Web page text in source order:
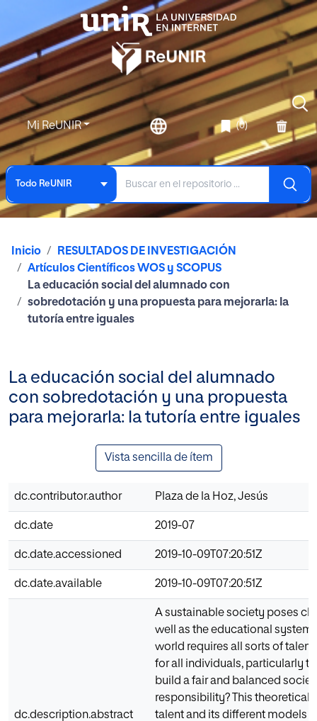
Mi ReUNIR (0)
Todo ReUNIR
Inicio
RESULTADOS DE INVESTIGACIÓN
Artículos Científicos WOS y SCOPUS
La educación social del alumnado con
sobredotación y una propuesta para mejorarla: la
tutoría entre iguales
La educación social del alumnado
con sobredotación y una propuesta
para mejorarla: la tutoría entre iguales
Vista sencilla de ítem
dc.contributor.author Plaza de la Hoz, Jesús
dc.date 2019-07
dc.date.accessioned 2019-10-09T07:20:51Z
dc.date.available 2019-10-09T07:20:51Z
dc.description.abstract
A sustainable society poses
well as the educational
world requires all sorts of
for all individuals, particularly
build a fair and balanced
responsibility? This theoretical
talent and its different models